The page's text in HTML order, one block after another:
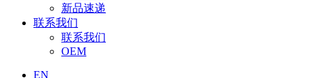
新品速递
联系我们
联系我们
OEM
EN